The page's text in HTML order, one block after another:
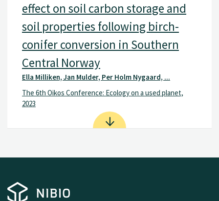
effect on soil carbon storage and
soil properties following birch-
conifer conversion in Southern
Central Norway
Ella Milliken, Jan Mulder, Per Holm Nygaard, ...
The 6th Oikos Conference: Ecology on a used planet,
2023